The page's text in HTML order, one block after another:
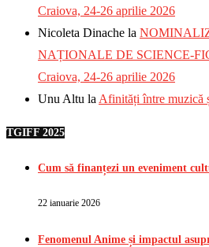
Craiova, 24-26 aprilie 2026
Nicoleta Dinache la
NAȚIONALE DE SCIENCE-
Craiova, 24-26 aprilie 2026
Unu Altu la Afinități între muzică
TGIFF 2025
Cum să finanțezi un eveniment
22 ianuarie 2026
Fenomenul Anime și impactul